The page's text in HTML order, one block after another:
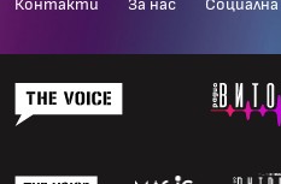
Контакти За нас